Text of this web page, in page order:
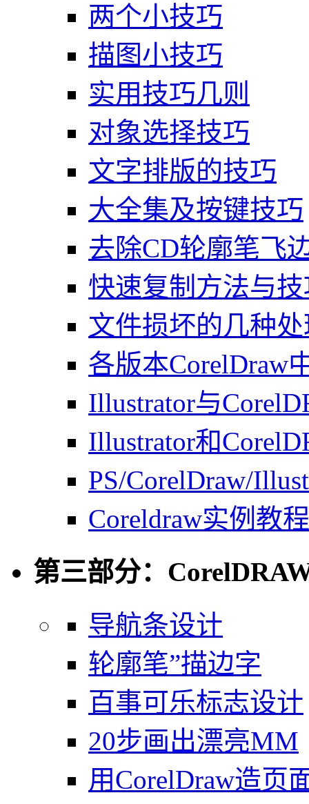
两个小技巧
描图小技巧
实用技巧几则
对象选择技巧
文字排版的技巧
大全集及按键技巧
去除CD轮廓笔飞
快速复制方法与
文件损坏的几种
各版本CorelDraw
Illustrator与
Illustrator和
PS/CorelDraw/
Coreldraw实例教
第三部分：
导航条设计
轮廓笔”描边字
百事可乐标志设计
20步画出漂亮MM
用CorelDraw造页